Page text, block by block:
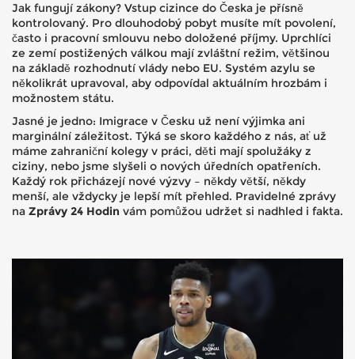
Jak fungují zákony? Vstup cizince do Česka je přísně
kontrolovaný. Pro dlouhodobý pobyt musíte mít povolení,
často i pracovní smlouvu nebo doložené příjmy. Uprchlíci
ze zemí postižených válkou mají zvláštní režim, většinou
na základě rozhodnutí vlády nebo EU. Systém azylu se
několikrát upravoval, aby odpovídal aktuálním hrozbám i
možnostem státu.
Jasné je jedno: Imigrace v Česku už není výjimka ani
marginální záležitost. Týká se skoro každého z nás, ať už
máme zahraniční kolegy v práci, děti mají spolužáky z
ciziny, nebo jsme slyšeli o nových úředních opatřeních.
Každý rok přicházejí nové výzvy – někdy větší, někdy
menší, ale vždycky je lepší mít přehled. Pravidelné zprávy
na Zprávy 24 Hodin vám pomůžou udržet si nadhled i fakta.